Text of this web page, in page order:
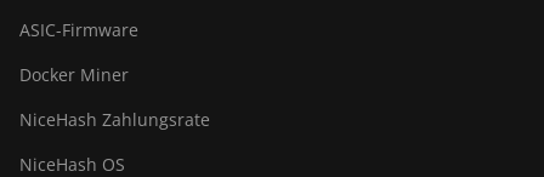
ASIC-Firmware
Docker Miner
NiceHash Zahlungsrate
NiceHash OS